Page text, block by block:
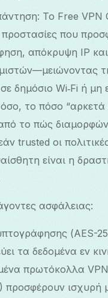
Το Free VPN
προστασίες που
απόκρυψη IP
δημόσιο Wi‑Fi ή μη
το πόσο “αρκετά
το πώς
trusted οι
είναι η
ασφάλειας:
(AES-
τα δεδομένα εν
πρωτόκολλα
προσφέρουν ισχυρή